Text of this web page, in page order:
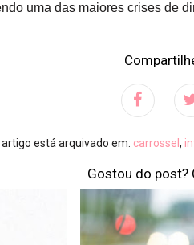
uma das maiores crises de
artigo está arquivado em: carrossel,
Gostou do post?